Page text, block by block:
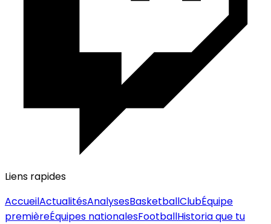
Liens rapides
AccueilActualitésAnalysesBasketballClubÉquipe
premièreÉquipes nationalesFootballHistoria que tu